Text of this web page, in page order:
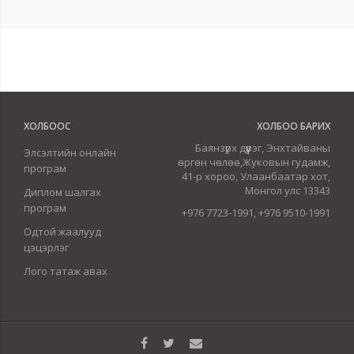
ХОЛБООС
Элсэлтийн онлайн
програм
Диплом шалгах
програм
Одтой жаалууд
цэцэрлэг
Лого татаж авах
ХОЛБОО БАРИХ
Баянзүрх дүүрэг, Энхтайваны
өргөн чөлөө,Жуковын гудамж,
41-р хороо, Улаанбаатар хот,
Монгол улс 13343
+976 7723-1991, +976 9510-1991